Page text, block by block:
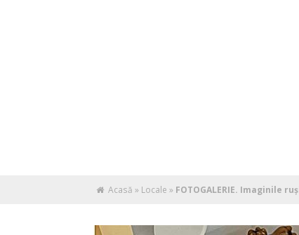
Acasă » Locale » FOTOGALERIE. Imaginile